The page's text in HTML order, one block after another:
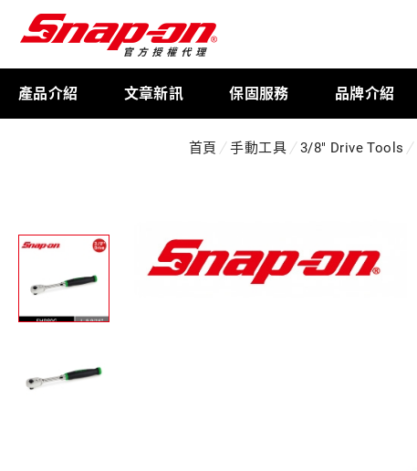
產品介紹
扭力扳手
文章新訊 保固服務 品牌介紹
首頁 手動工具 3/8" Drive Tools